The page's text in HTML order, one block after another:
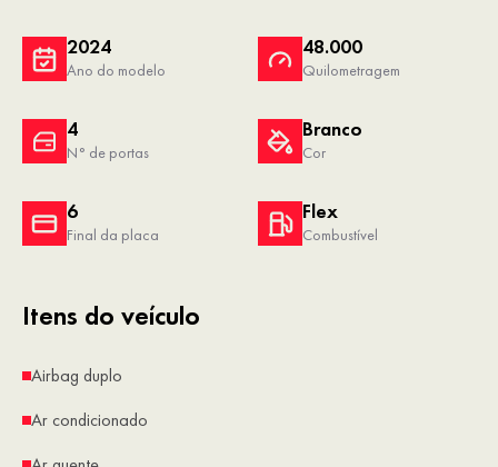
4
N° de portas
Branco
Cor
2024
Ano do modelo
48.000
Quilometragem
6
Final da placa
Flex
Combustível
Itens do veículo
Airbag duplo
Ar condicionado